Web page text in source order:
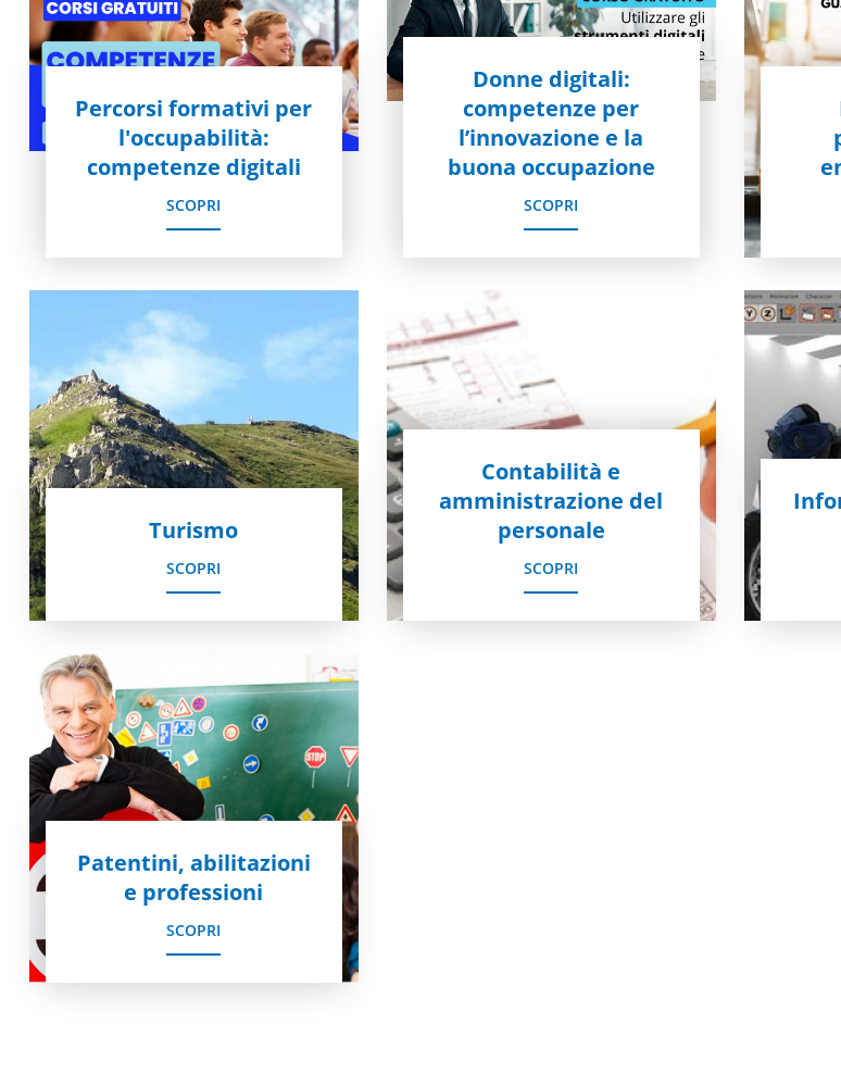
Percorsi formativi per
l'occupabilità:
competenze digitali
SCOPRI
Donne digitali:
competenze per
l’innovazione e la
buona occupazione
SCOPRI
Turismo
SCOPRI
Contabilità e
amministrazione del
personale
SCOPRI
Patentini, abilitazioni
e professioni
SCOPRI